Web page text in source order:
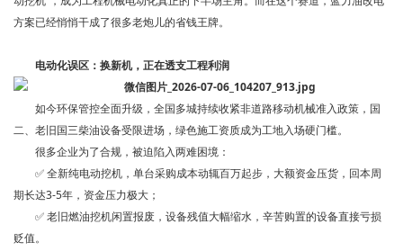
方案已经悄悄干成了很多老炮儿的省钱王牌。
电动化误区：换新机， 正在透支工程利润
如今环保管控全面升级，全国多城持续收紧非道路移动机械准入政策，国
二、老旧国三柴油设备受限进场，绿色施工资质成为工地入场硬门槛。
很多企业为了合规，被迫陷入两难困境：
✅ 全新纯电动挖机，单台采购成本动辄百万起步，大额资金压货，回本周
期长达3-5年，资金压力极大；
✅ 老旧燃油挖机闲置报废，设备残值大幅缩水，辛苦购置的设备直接亏损
贬值。